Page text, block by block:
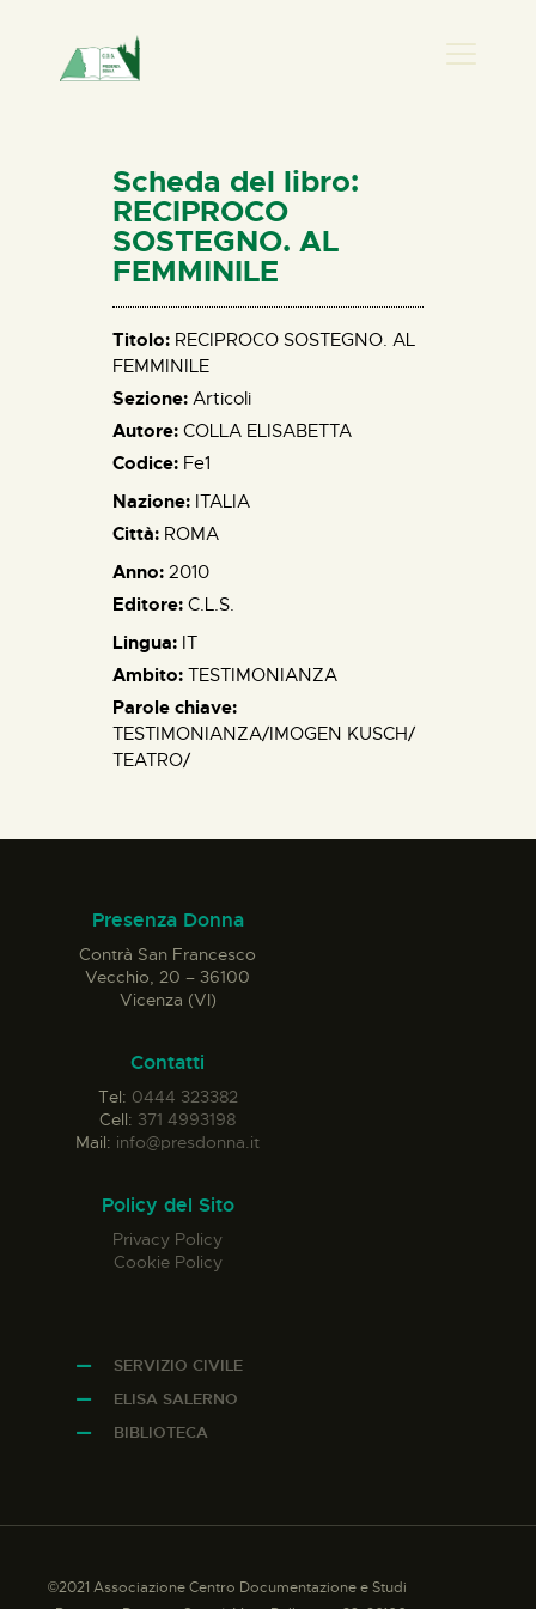
HOME
CHI SIAMO
NEWS
PERCORSI
ELISA SALERNO
CONTATTI
Scheda del libro:
RECIPROCO
SOSTEGNO. AL
FEMMINILE
Titolo: RECIPROCO SOSTEGNO. AL
FEMMINILE
Sezione: Articoli
Autore: COLLA ELISABETTA
Codice: Fe1
Nazione: ITALIA
Città: ROMA
Anno: 2010
Editore: C.L.S.
Lingua: IT
Ambito: TESTIMONIANZA
Parole chiave:
TESTIMONIANZA/IMOGEN KUSCH/
TEATRO/
Presenza Donna
Contrà San Francesco
Vecchio, 20 – 36100
Vicenza (VI)
Contatti
Tel: 0444 323382
Cell: 371 4993198
Mail: info@presdonna.it
Policy del Sito
Privacy Policy
Cookie Policy
SERVIZIO CIVILE
ELISA SALERNO
BIBLIOTECA
©2021 Associazione Centro Documentazione e Studi